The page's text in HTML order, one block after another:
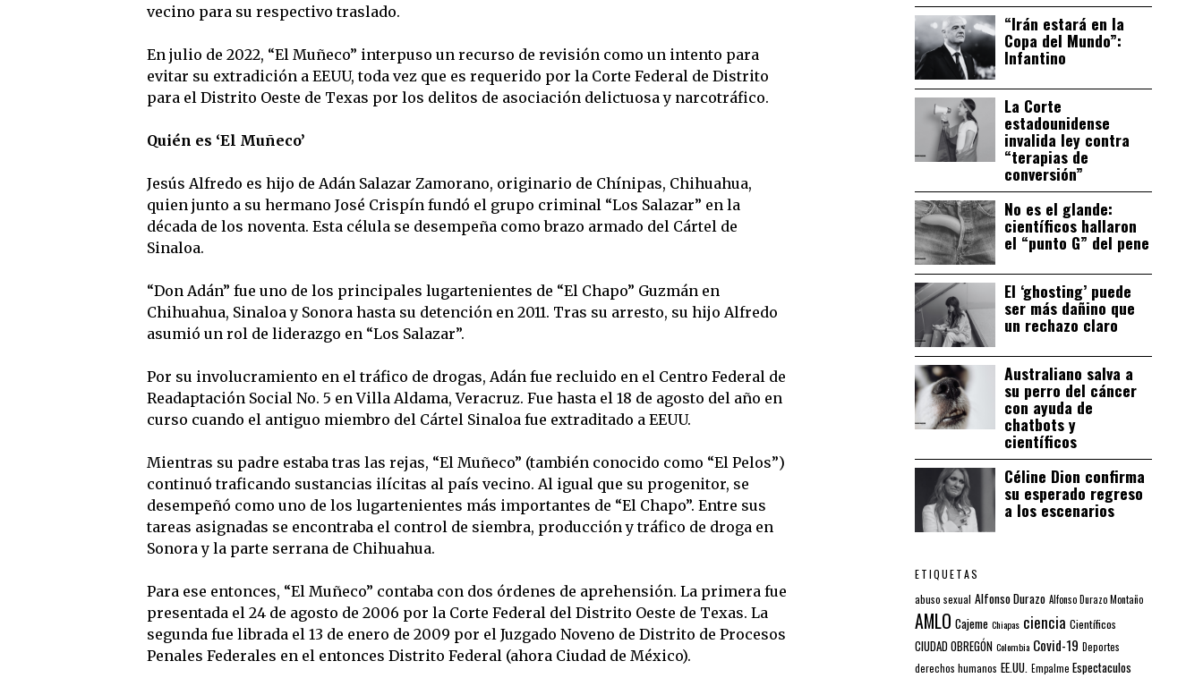
vecino para su respectivo traslado.
En julio de 2022, “El Muñeco” interpuso un recurso de revisión como un intento para
evitar su extradición a EEUU, toda vez que es requerido por la Corte Federal de Distrito
para el Distrito Oeste de Texas por los delitos de asociación delictuosa y narcotráfico.
Quién es ‘El Muñeco’
Jesús Alfredo es hijo de Adán Salazar Zamorano, originario de Chínipas, Chihuahua,
quien junto a su hermano José Crispín fundó el grupo criminal “Los Salazar” en la
década de los noventa. Esta célula se desempeña como brazo armado del Cártel de
Sinaloa.
“Don Adán” fue uno de los principales lugartenientes de “El Chapo” Guzmán en
Chihuahua, Sinaloa y Sonora hasta su detención en 2011. Tras su arresto, su hijo Alfredo
asumió un rol de liderazgo en “Los Salazar”.
Por su involucramiento en el tráfico de drogas, Adán fue recluido en el Centro Federal de
Readaptación Social No. 5 en Villa Aldama, Veracruz. Fue hasta el 18 de agosto del año en
curso cuando el antiguo miembro del Cártel Sinaloa fue extraditado a EEUU.
Mientras su padre estaba tras las rejas, “El Muñeco” (también conocido como “El Pelos”)
continuó traficando sustancias ilícitas al país vecino. Al igual que su progenitor, se
desempeñó como uno de los lugartenientes más importantes de “El Chapo”. Entre sus
tareas asignadas se encontraba el control de siembra, producción y tráfico de droga en
Sonora y la parte serrana de Chihuahua.
Para ese entonces, “El Muñeco” contaba con dos órdenes de aprehensión. La primera fue
presentada el 24 de agosto de 2006 por la Corte Federal del Distrito Oeste de Texas. La
segunda fue librada el 13 de enero de 2009 por el Juzgado Noveno de Distrito de Procesos
Penales Federales en el entonces Distrito Federal (ahora Ciudad de México).
“Irán estará en la
Copa del Mundo”:
Infantino
La Corte
estadounidense
invalida ley contra
“terapias de
conversión”
No es el glande:
científicos hallaron
el “punto G” del pene
El ‘ghosting’ puede
ser más dañino que
un rechazo claro
Australiano salva a
su perro del cáncer
con ayuda de
chatbots y
científicos
Céline Dion confirma
su esperado regreso
a los escenarios
ETIQUETAS
abuso sexual Alfonso Durazo Alfonso Durazo Montaño
AMLO Cajeme Chiapas ciencia Científicos
CIUDAD OBREGÓN Colombia Covid-19 Deportes
derechos humanos EE.UU. Empalme Espectaculos